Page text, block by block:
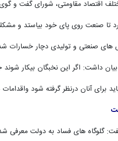
اقتصاد مقاومتی، شورای گفت
صنعت روی پای خود بیاستد و
صنعتی و تولیدی دچار خسارات شده
بیان داشت: اگر این نخبگان
برای آنان درنظر گرفته شود واقدامات
گلوگاه های فساد به دولت معرفی